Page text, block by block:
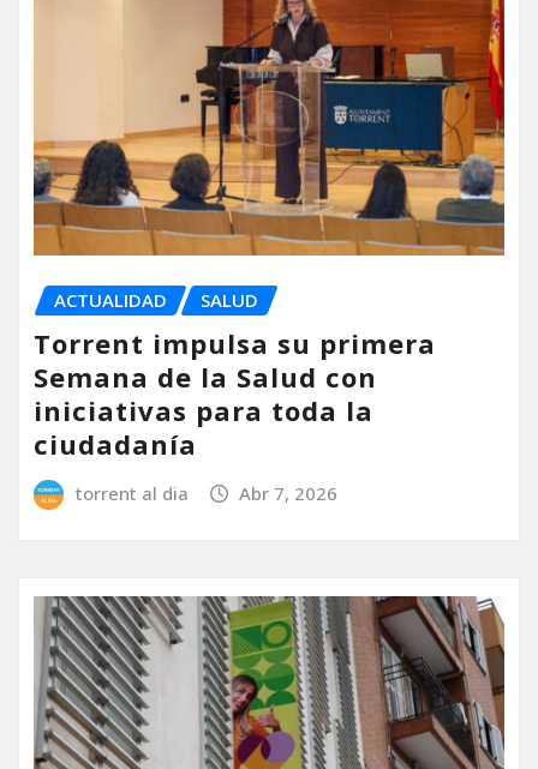
ACTUALIDAD SALUD
Torrent impulsa su primera
Semana de la Salud con
iniciativas para toda la
ciudadanía
torrent al dia Abr 7, 2026